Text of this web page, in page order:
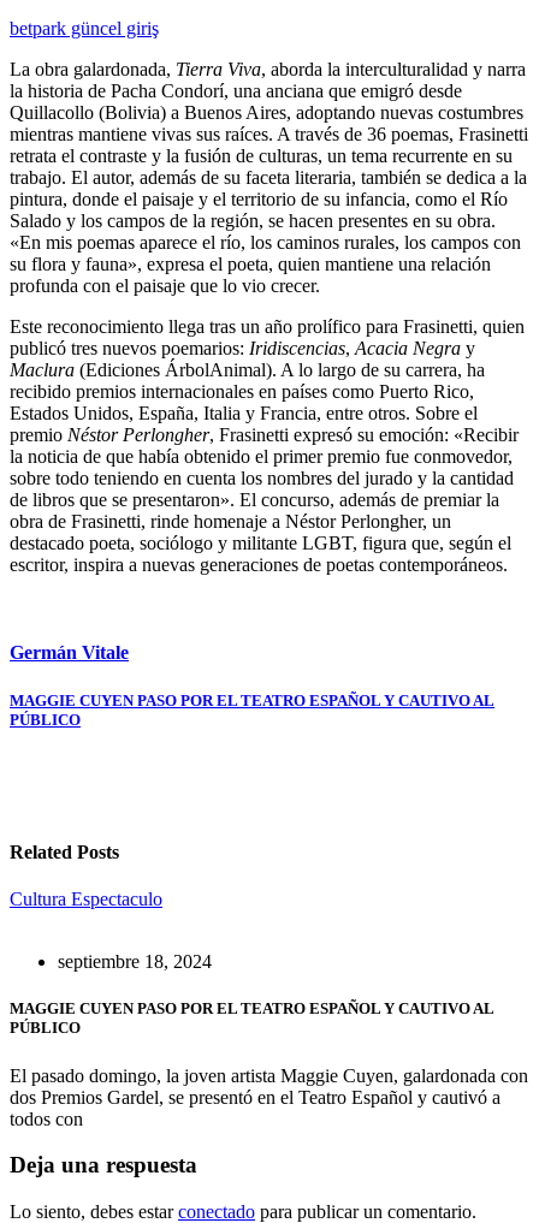
betpark güncel giriş
La obra galardonada, Tierra Viva, aborda la interculturalidad y narra
la historia de Pacha Condorí, una anciana que emigró desde
Quillacollo (Bolivia) a Buenos Aires, adoptando nuevas costumbres
mientras mantiene vivas sus raíces. A través de 36 poemas, Frasinetti
retrata el contraste y la fusión de culturas, un tema recurrente en su
trabajo. El autor, además de su faceta literaria, también se dedica a la
pintura, donde el paisaje y el territorio de su infancia, como el Río
Salado y los campos de la región, se hacen presentes en su obra.
«En mis poemas aparece el río, los caminos rurales, los campos con
su flora y fauna», expresa el poeta, quien mantiene una relación
profunda con el paisaje que lo vio crecer.
Este reconocimiento llega tras un año prolífico para Frasinetti, quien
publicó tres nuevos poemarios: Iridiscencias, Acacia Negra y
Maclura (Ediciones ÁrbolAnimal). A lo largo de su carrera, ha
recibido premios internacionales en países como Puerto Rico,
Estados Unidos, España, Italia y Francia, entre otros. Sobre el
premio Néstor Perlongher, Frasinetti expresó su emoción: «Recibir
la noticia de que había obtenido el primer premio fue conmovedor,
sobre todo teniendo en cuenta los nombres del jurado y la cantidad
de libros que se presentaron». El concurso, además de premiar la
obra de Frasinetti, rinde homenaje a Néstor Perlongher, un
destacado poeta, sociólogo y militante LGBT, figura que, según el
escritor, inspira a nuevas generaciones de poetas contemporáneos.
Germán Vitale
Navegación
de
MAGGIE CUYEN PASO POR EL TEATRO ESPAÑOL Y CAUTIVO AL
PÚBLICO
Related Posts
Cultura Espectaculo
septiembre 18, 2024
MAGGIE CUYEN PASO POR EL TEATRO ESPAÑOL Y CAUTIVO AL
PÚBLICO
El pasado domingo, la joven artista Maggie Cuyen, galardonada con
dos Premios Gardel, se presentó en el Teatro Español y cautivó a
todos con
Deja una respuesta
Lo siento, debes estarconectado para publicar un comentario.